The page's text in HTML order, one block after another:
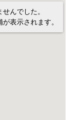
んでした。
表示されます。